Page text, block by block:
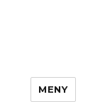
MENY